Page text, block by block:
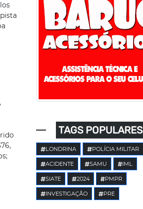
TAGS POPULARES
LONDRINA POLÍCIA MILITAR
ACIDENTE SAMU IML
SIATE 2024 PMPR
INVESTIGAÇÃO PRE